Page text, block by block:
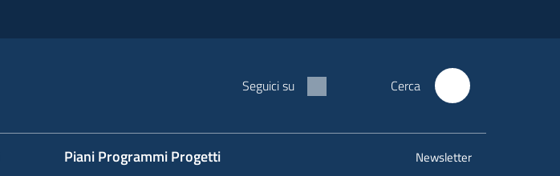
Seguici su Cerca
Piani Programmi Progetti Newsletter